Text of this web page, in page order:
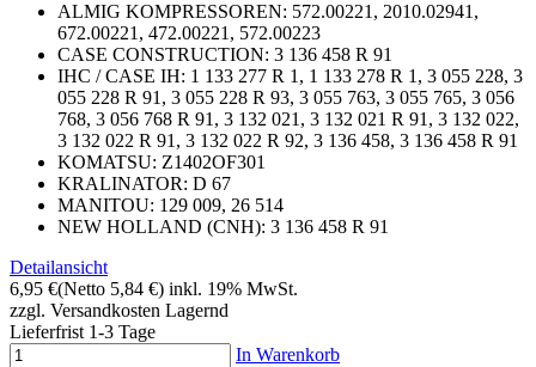
ALMIG KOMPRESSOREN: 572.00221, 2010.02941,
672.00221, 472.00221, 572.00223
CASE CONSTRUCTION: 3 136 458 R 91
IHC / CASE IH: 1 133 277 R 1, 1 133 278 R 1, 3 055 228, 3
055 228 R 91, 3 055 228 R 93, 3 055 763, 3 055 765, 3 056
768, 3 056 768 R 91, 3 132 021, 3 132 021 R 91, 3 132 022,
3 132 022 R 91, 3 132 022 R 92, 3 136 458, 3 136 458 R 91
KOMATSU: Z1402OF301
KRALINATOR: D 67
MANITOU: 129 009, 26 514
NEW HOLLAND (CNH): 3 136 458 R 91
Detailansicht
6,95 €(Netto 5,84 €) inkl. 19% MwSt.
zzgl. Versandkosten Lagernd
Lieferfrist 1-3 Tage
In Warenkorb